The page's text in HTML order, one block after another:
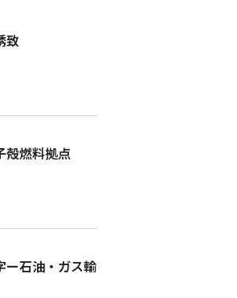
致
殻燃料拠点
ー石油・ガス輸